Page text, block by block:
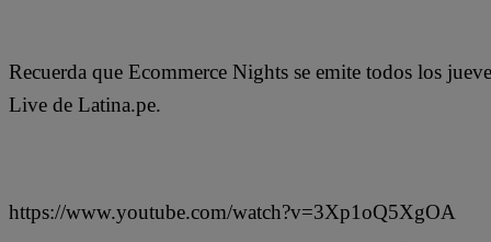
Recuerda que Ecommerce Nights se emite todos los
Live de Latina.pe.
https://www.youtube.com/watch?v=3Xp1oQ5XgOA